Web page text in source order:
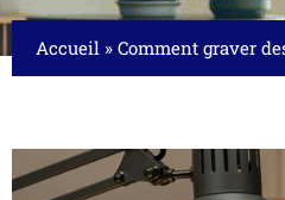
Accueil » Comment graver